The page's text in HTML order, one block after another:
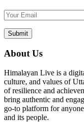
About Us
Himalayan Live is a
culture, and values of
of resilience and
bring authentic and
go-to platform for
and its people.